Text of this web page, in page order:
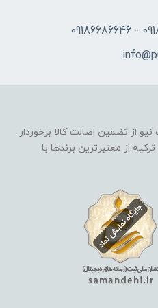
از تضمین اصالت کالا برخوردار
از معتبرترین برندها با